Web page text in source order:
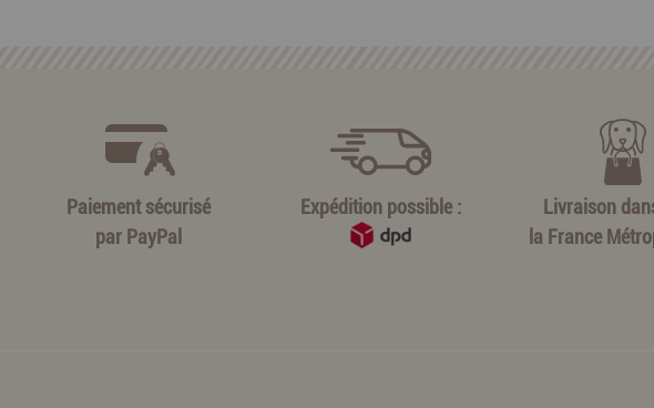
Paiement sécurisé
par PayPal
Expédition possible :
Livraison
la France